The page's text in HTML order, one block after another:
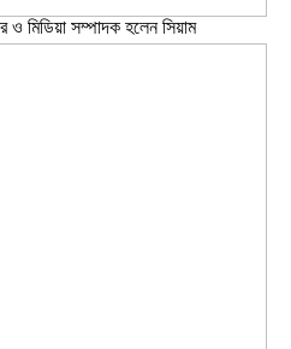
ও মিডিয়া সম্পাদক হলেন সিয়াম